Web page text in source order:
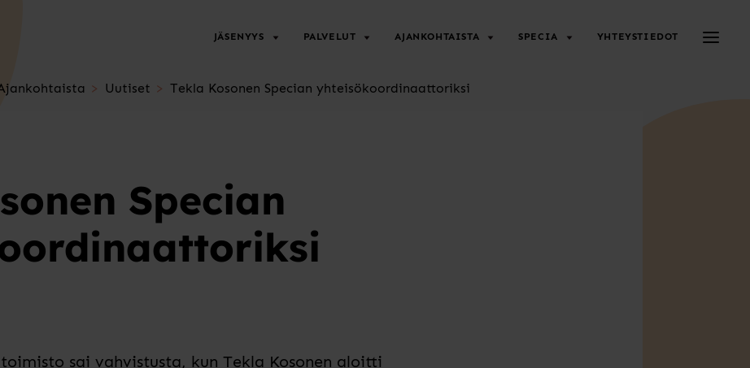
JÄSENYYS PALVELUT AJANKOHTAISTA SPECIA YHTEYSTIEDOT Avaa/
Uutiset Tekla Kosonen Specian yhteisökoordinaattoriksi
Specian
sai vahvistusta, kun Tekla Kosonen aloitti